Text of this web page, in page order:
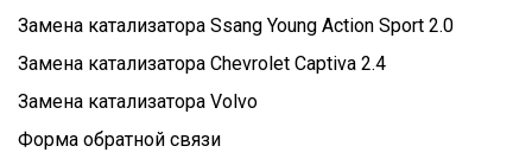
Замена катализатора Ssang Young Action Sport 2.0
Замена катализатора Chevrolet Captiva 2.4
Замена катализатора Volvo
Форма обратной связи